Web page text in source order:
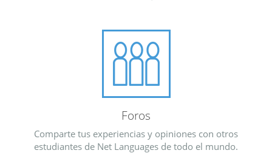
Foros
Comparte tus experiencias y opiniones con otros
estudiantes de Net Languages de todo el mundo.